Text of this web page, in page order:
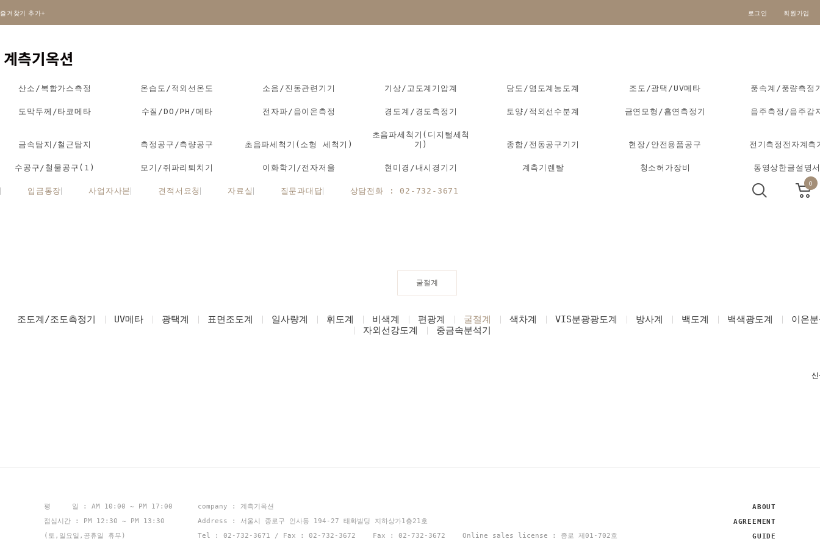
즐겨찾기 추가+ 로그인 회원가입
산소/복합가스측정 온습도/적외선온도 소음/진동관련기기 기상/고도계기압계 당도/염도계농도계 조도/광택/UV메타 풍속계/풍량측정
도막두께/타코메타 수질/DO/PH/메타 전자파/음이온측정 경도계/경도측정기 토양/적외선수분계 금연모형/흡연측정기 음주측정/음주감
금속탐지/철근탐지 측정공구/측량공구 초음파세척기(소형 세척기)
초음파세척기(디지털세척
기)
종합/전동공구기기 현장/안전용품공구 전기측정전자계측
수공구/철물공구(1) 모기/쥐파리퇴치기 이화학기/전자저울 현미경/내시경기기 계측기렌탈 청소허가장비 동영상한글설명
입금통장 사업자사본 견적서요청 자료실 질문과대답 상담전화 : 02-732-3671
0
굴절계
조도계/조도측정기 UV메타 광택계 표면조도계 일사량계 휘도계 비색계 편광계 굴절계 색차계 VIS분광광도계 방사계 백도계 백색광도계
이온
자외선강도계
중금속분석기
평 일 : AM 10:00 ~ PM 17:00
점심시간 : PM 12:30 ~ PM 13:30
(토,일요일,공휴일 휴무)
company : 계측기옥션
Address : 서울시 종로구 인사동 194-27 태화빌딩 지하상가1층21호
Tel : 02-732-3671 / Fax : 02-732-3672 Fax : 02-732-3672 Online sales license : 종로 제01-702호
ABOUT
AGREEMENT
GUIDE